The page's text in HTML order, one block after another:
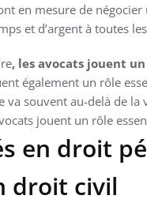
en mesure de
et d’argent à toutes
, les avocats jouent
également un rôle
souvent au-delà de la
jouent un rôle
en droit
droit civil